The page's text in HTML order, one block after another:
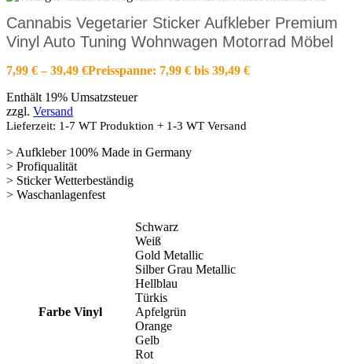
Cannabis Vegetarier Sticker Aufkleber Premium
Vinyl Auto Tuning Wohnwagen Motorrad Möbel
7,99 € –39,49 €Preisspanne: 7,99 € bis 39,49 €
Enthält 19% Umsatzsteuer
zzgl. Versand
Lieferzeit: 1-7 WT Produktion + 1-3 WT Versand
> Aufkleber 100% Made in Germany
> Profiqualität
> Sticker Wetterbeständig
> Waschanlagenfest
Farbe Vinyl
Schwarz
Weiß
Gold Metallic
Silber Grau Metallic
Hellblau
Türkis
Apfelgrün
Orange
Gelb
Rot